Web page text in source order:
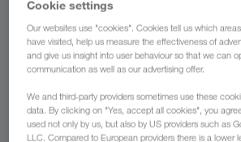
Cookie settings
Our websites use "cookies". Cookies tell us which
have visited, help us measure the effectiveness of
and give us insight into user behaviour so that we can
communication as well as our advertising offer.
We and third-party providers sometimes use these
data. By clicking on "Yes, accept all cookies", you
used not only by us, but also by US providers such as
LLC. Compared to European providers there is a lower